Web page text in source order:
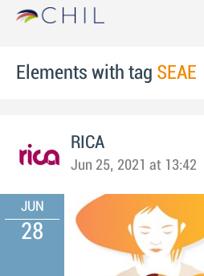
Elements with tag SEAE
RICA
Jun 25, 2021 at 13:42
JUN
28